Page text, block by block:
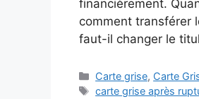
financièrement.
comment transférer
faut-il changer le
Catégories
Carte grise, Carte
Étiquettes
carte grise après